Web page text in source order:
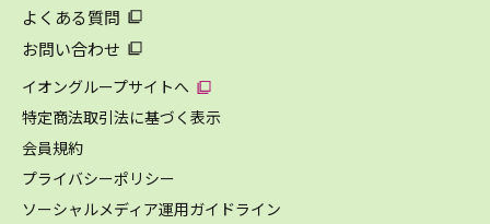
よくある質問
お問い合わせ
イオングループサイトへ
特定商法取引法に基づく表示
会員規約
プライバシーポリシー
ソーシャルメディア運用ガイドライン